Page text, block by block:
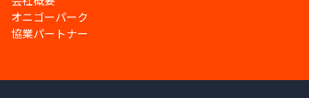
オニゴーパーク
協業パートナー